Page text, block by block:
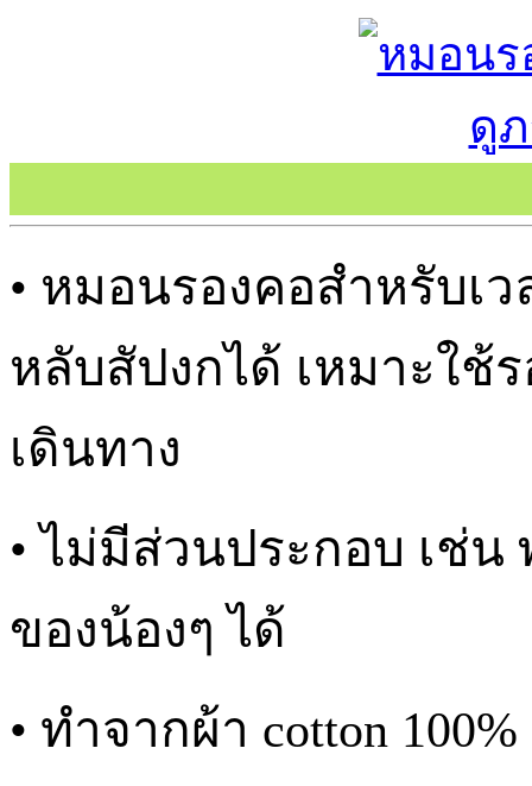
ดู
• หมอนรองคอสำหรับเ
หลับสัปงกได้ เหมาะใช้
เดินทาง
• ไม่มีส่วนประกอบ เช่
ของน้องๆ ได้
• ทำจากผ้า cotton